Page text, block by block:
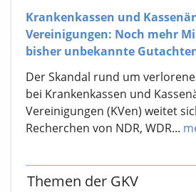
Krankenkassen und
Vereinigungen: Noch mehr
bisher unbekannte
Der Skandal rund um
bei Krankenkassen und
Vereinigungen (KVen) weitet
Recherchen von NDR, WDR...
Themen der GKV